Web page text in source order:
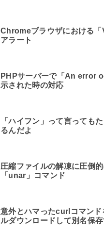
Chromeブラウザにおける
アラート
PHPサーバーで「An error
示された時の対応
「ハイフン」って言っても
るんだよ
圧縮ファイルの解凍に圧倒
「unar」コマンド
意外とハマったcurlコマンド
ルダウンロードして別名保